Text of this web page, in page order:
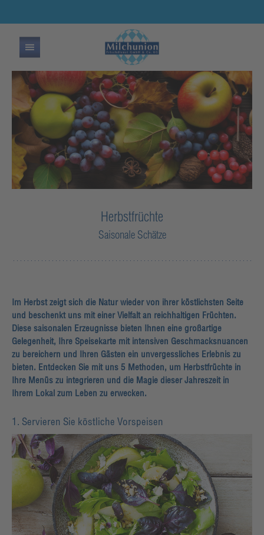
Herbstfrüchte
Saisonale Schätze
Im Herbst zeigt sich die Natur wieder von ihrer köstlichsten Seite
und beschenkt uns mit einer Vielfalt an reichhaltigen Früchten.
Diese saisonalen Erzeugnisse bieten Ihnen eine großartige
Gelegenheit, Ihre Speisekarte mit intensiven Geschmacksnuancen
zu bereichern und Ihren Gästen ein unvergessliches Erlebnis zu
bieten. Entdecken Sie mit uns 5 Methoden, um Herbstfrüchte in
Ihre Menüs zu integrieren und die Magie dieser Jahreszeit in
Ihrem Lokal zum Leben zu erwecken.
1. Servieren Sie köstliche Vorspeisen